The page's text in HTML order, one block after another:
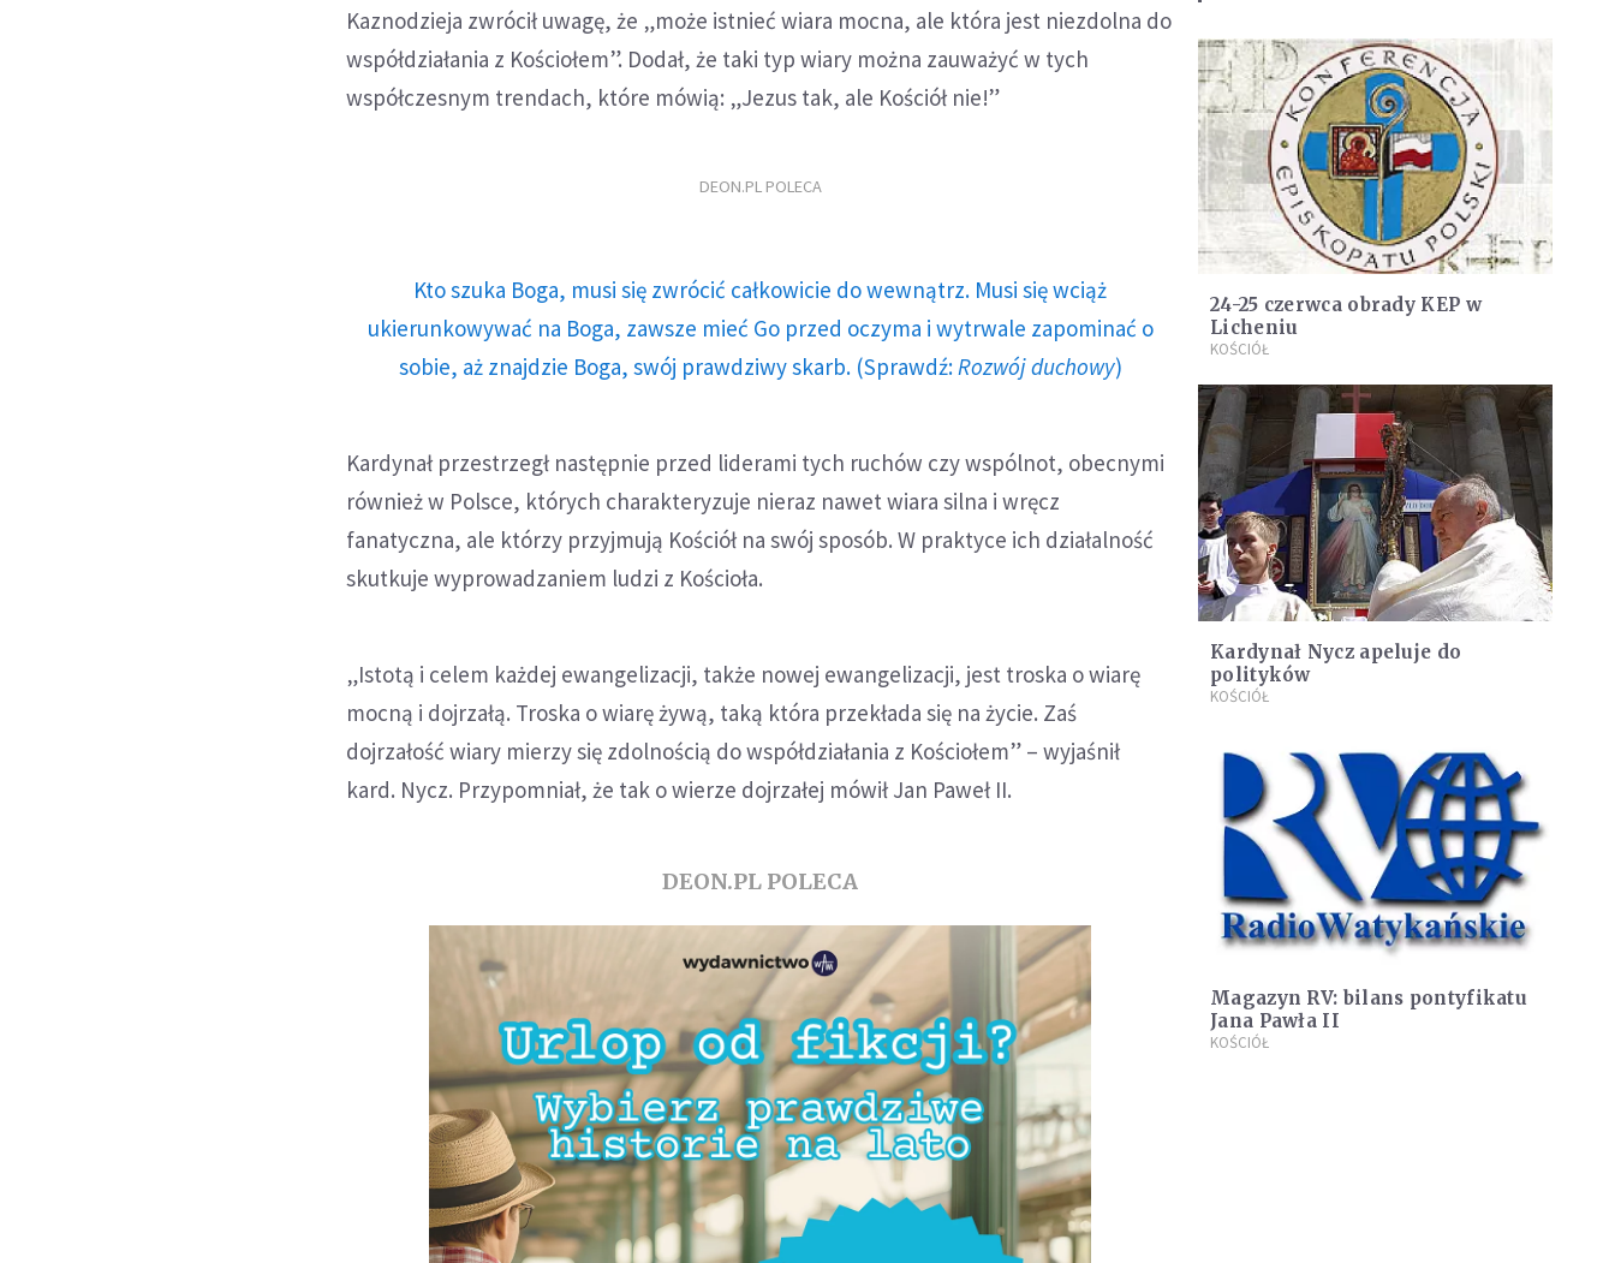
Kaznodzieja zwrócił uwagę, że „może istnieć wiara mocna, ale która jest niezdolna do
współdziałania z Kościołem”. Dodał, że taki typ wiary można zauważyć w tych
współczesnym trendach, które mówią: „Jezus tak, ale Kościół nie!”
DEON.PL POLECA
Kto szuka Boga, musi się zwrócić całkowicie do wewnątrz. Musi się wciąż
ukierunkowywać na Boga, zawsze mieć Go przed oczyma i wytrwale zapominać o
sobie, aż znajdzie Boga, swój prawdziwy skarb. (Sprawdź: Rozwój duchowy)
Kardynał przestrzegł następnie przed liderami tych ruchów czy wspólnot, obecnymi
również w Polsce, których charakteryzuje nieraz nawet wiara silna i wręcz
fanatyczna, ale którzy przyjmują Kościół na swój sposób. W praktyce ich działalność
skutkuje wyprowadzaniem ludzi z Kościoła.
„Istotą i celem każdej ewangelizacji, także nowej ewangelizacji, jest troska o wiarę
mocną i dojrzałą. Troska o wiarę żywą, taką która przekłada się na życie. Zaś
dojrzałość wiary mierzy się zdolnością do współdziałania z Kościołem” – wyjaśnił
kard. Nycz. Przypomniał, że tak o wierze dojrzałej mówił Jan Paweł II.
DEON.PL POLECA
24-25 czerwca obrady KEP w
Licheniu
KOŚCIÓŁ
Kardynał Nycz apeluje do
polityków
KOŚCIÓŁ
Magazyn RV: bilans pontyfikatu
Jana Pawła II
KOŚCIÓŁ